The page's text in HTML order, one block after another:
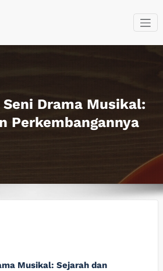
Drama Musikal:
Perkembangannya
Musikal: Sejarah dan